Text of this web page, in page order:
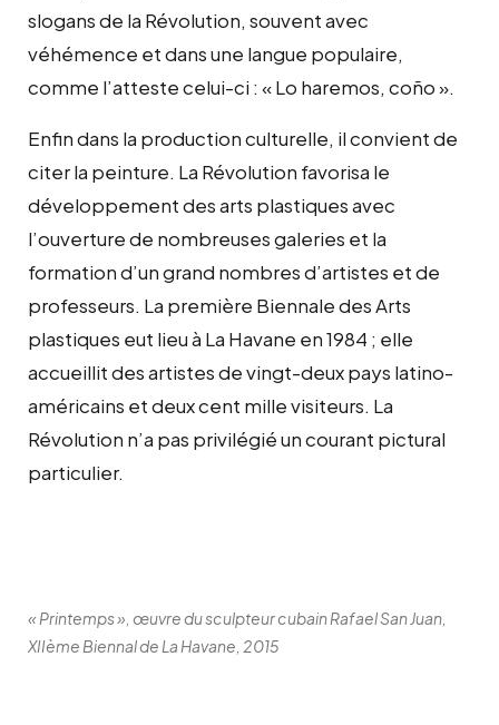
slogans de la Révolution, souvent avec
véhémence et dans une langue populaire,
comme l’atteste celui-ci : « Lo haremos, coño ».
Enfin dans la production culturelle, il convient de
citer la peinture. La Révolution favorisa le
développement des arts plastiques avec
l’ouverture de nombreuses galeries et la
formation d’un grand nombres d’artistes et de
professeurs. La première Biennale des Arts
plastiques eut lieu à La Havane en 1984 ; elle
accueillit des artistes de vingt-deux pays latino-
américains et deux cent mille visiteurs. La
Révolution n’a pas privilégié un courant pictural
particulier.
« Printemps », œuvre du sculpteur cubain Rafael San Juan,
XIIème Biennal de La Havane, 2015